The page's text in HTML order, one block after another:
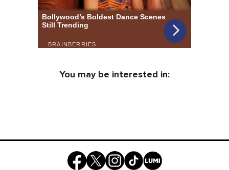
You may be interested in: